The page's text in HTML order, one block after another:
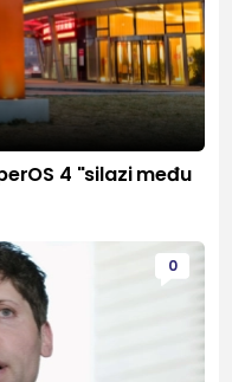
4 "silazi među
0